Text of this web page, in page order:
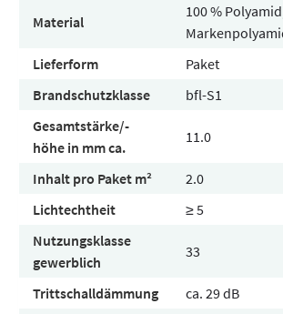
Material
100 %
Lieferform
Paket
Brandschutzklasse
bfl-S1
Gesamtstärke/-
höhe in mm ca.
11.0
Inhalt pro Paket m²
2.0
Lichtechtheit
≥ 5
Nutzungsklasse
gewerblich
33
Trittschalldämmung
ca. 29 dB